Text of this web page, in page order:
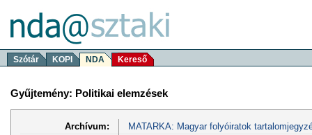
Szótár KOPI NDA Kereső
Gyűjtemény: Politikai elemzések
Archívum:
MATARKA: Magyar folyóiratok